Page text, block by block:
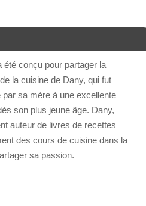
été conçu pour partager la
la cuisine de Dany, qui fut
par sa mère à une excellente
son plus jeune âge. Dany,
auteur de livres de recettes
des cours de cuisine dans la
sa passion.